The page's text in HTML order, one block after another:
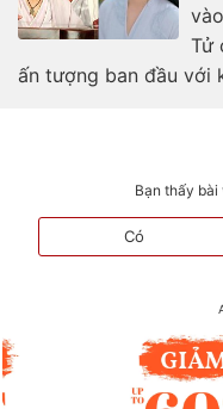
Tử
ấn tượng ban đầu với
Bạn thấy
Có